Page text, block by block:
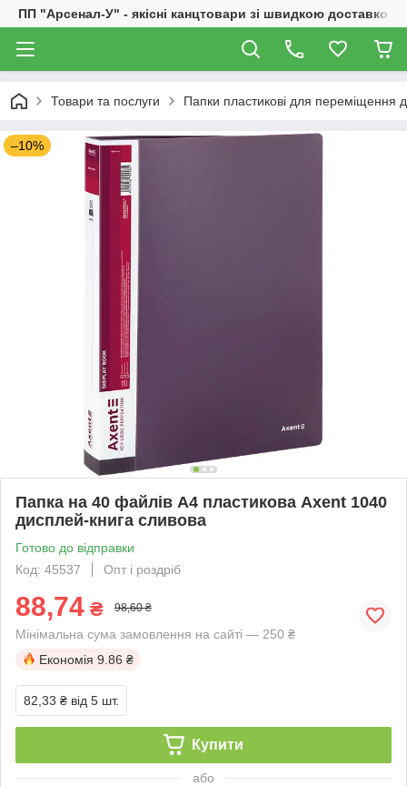
ПП "Арсенал-У" - якісні канцтовари зі швидкою доставкою
Товари та послуги Папки пластикові для переміщення
–10%
Папка на 40 файлів А4 пластикова Axent 1040
дисплей-книга сливова
Готово до відправки
Код: 45537
Опт і роздріб
88,74 ₴ 98,60 ₴
Мінімальна сума замовлення на сайті — 250 ₴
Економія 9.86 ₴
82,33 ₴ від 5 шт.
Купити
або